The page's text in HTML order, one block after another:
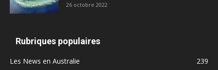
26 octobre 2022
Rubriques populaires
Les News en Australie
239